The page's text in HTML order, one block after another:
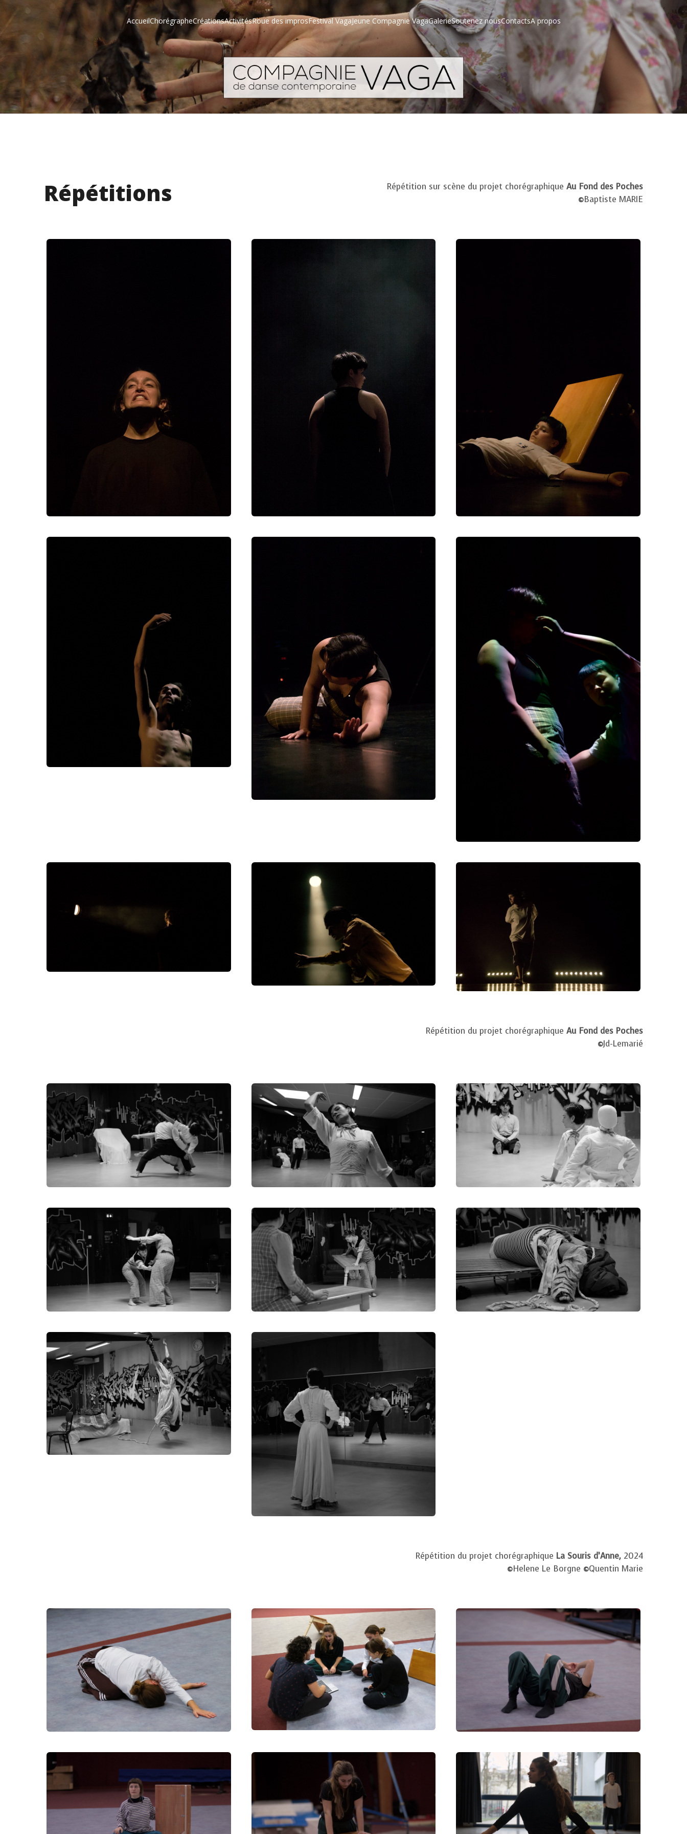
AccueilChorégrapheCréationsActivitésRoue des improsFestival VagaJeune Compagnie VagaGalerieSoutenez nousContactsA propos
Répétitions Répétition sur scène du projet chorégraphique Au Fond des Poches
©Baptiste MARIE
Répétition du projet chorégraphique Au Fond des Poches
©Jd-Lemarié
Répétition du projet chorégraphique La Souris d’Anne,2024
©Helene Le Borgne ©Quentin Marie